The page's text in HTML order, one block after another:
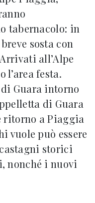
tabernacolo: in
sosta con
all’Alpe
l’area festa.
Guara intorno
di Guara
ritorno a Piaggia
vuole può essere
storici
nonché i nuovi